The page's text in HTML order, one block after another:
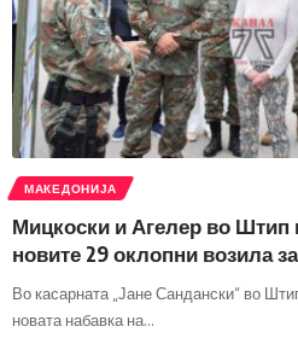
МАКЕДОНИЈА
Мицкоски и Агелер во Штип
новите 29 оклопни возила
Во касарната „Јане Сандански“ во
новата набавка на…